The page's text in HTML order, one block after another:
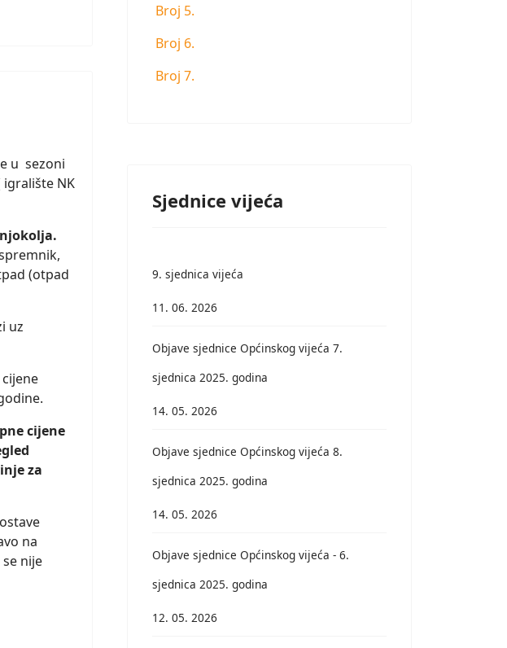
u sezoni
NK
(otpad
uz
cijene
za
na
nije
Broj 5.
Broj 6.
Broj 7.
Sjednice vijeća
9. sjednica vijeća
11. 06. 2026
Objave sjednice Općinskog vijeća 7.
sjednica 2025. godina
14. 05. 2026
Objave sjednice Općinskog vijeća 8.
sjednica 2025. godina
14. 05. 2026
Objave sjednice Općinskog vijeća - 6.
sjednica 2025. godina
12. 05. 2026